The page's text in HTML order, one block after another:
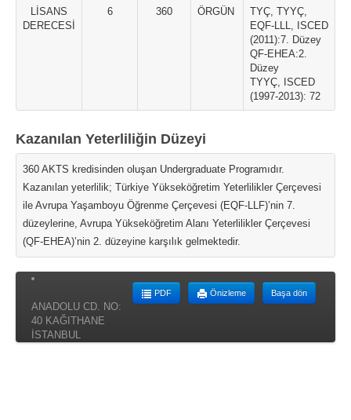
LİSANS
DERECESİ
6 360 ÖRGÜN
TYÇ, TYYÇ,
EQF-LLL, ISCED
(2011):7. Düzey
QF-EHEA:2.
Düzey
TYYÇ, ISCED
(1997-2013): 72
Kazanılan Yeterliliğin Düzeyi
360 AKTS kredisinden oluşan Undergraduate Programıdır.
Kazanılan yeterlilik; Türkiye Yükseköğretim Yeterlilikler Çerçevesi
ile Avrupa Yaşamboyu Öğrenme Çerçevesi (EQF-LLF)’nin 7.
düzeylerine, Avrupa Yükseköğretim Alanı Yeterlilikler Çerçevesi
(QF-EHEA)’nin 2. düzeyine karşılık gelmektedir.
Başa dön
Önizleme
PDF
ANADOLU CD. NO:
40 KAĞITHANE
İSTANBUL